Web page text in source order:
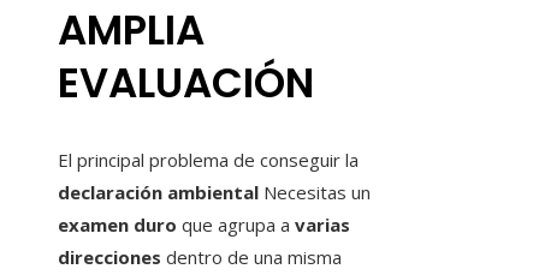
AMPLIA
EVALUACIÓN
El principal problema de conseguir la
declaración ambiental Necesitas un
examen duro que agrupa a varias
direcciones dentro de una misma